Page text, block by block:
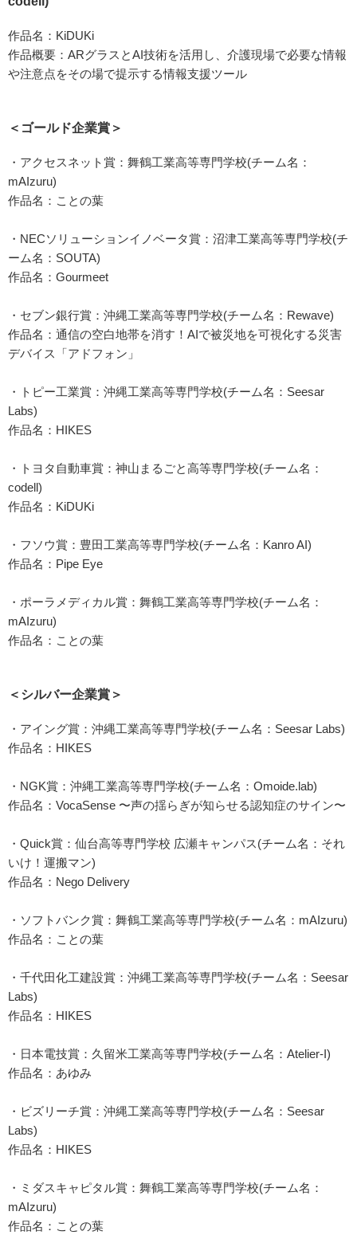
作品名：KiDUKi
作品概要：ARグラスとAI技術を活用し、介護現場で必要な情報
や注意点をその場で提示する情報支援ツール
＜ゴールド企業賞＞
・アクセスネット賞：舞鶴工業高等専門学校(チーム名：
mAIzuru)
作品名：ことの葉
・NECソリューションイノベータ賞：沼津工業高等専門学校(チ
ーム名：SOUTA)
作品名：Gourmeet
・セブン銀行賞：沖縄工業高等専門学校(チーム名：Rewave)
作品名：通信の空白地帯を消す！AIで被災地を可視化する災害
デバイス「アドフォン」
・トピー工業賞：沖縄工業高等専門学校(チーム名：Seesar
Labs)
作品名：HIKES
・トヨタ自動車賞：神山まるごと高等専門学校(チーム名：
codell)
作品名：KiDUKi
・フソウ賞：豊田工業高等専門学校(チーム名：Kanro AI)
作品名：Pipe Eye
・ポーラメディカル賞：舞鶴工業高等専門学校(チーム名：
mAIzuru)
作品名：ことの葉
＜シルバー企業賞＞
・アイング賞：沖縄工業高等専門学校(チーム名：Seesar Labs)
作品名：HIKES
・NGK賞：沖縄工業高等専門学校(チーム名：Omoide.lab)
作品名：VocaSense 〜声の揺らぎが知らせる認知症のサイン〜
・Quick賞：仙台高等専門学校 広瀬キャンパス(チーム名：それ
いけ！運搬マン)
作品名：Nego Delivery
・ソフトバンク賞：舞鶴工業高等専門学校(チーム名：mAIzuru)
作品名：ことの葉
・千代田化工建設賞：沖縄工業高等専門学校(チーム名：Seesar
Labs)
作品名：HIKES
・日本電技賞：久留米工業高等専門学校(チーム名：Atelier-I)
作品名：あゆみ
・ビズリーチ賞：沖縄工業高等専門学校(チーム名：Seesar
Labs)
作品名：HIKES
・ミダスキャピタル賞：舞鶴工業高等専門学校(チーム名：
mAIzuru)
作品名：ことの葉